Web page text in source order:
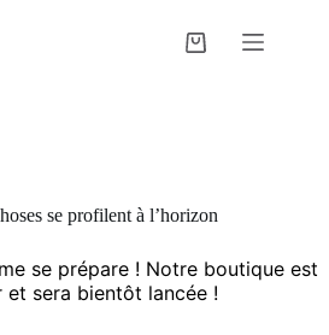
Panier
se profilent à l’horizon
se prépare ! Notre boutique est
et sera bientôt lancée !